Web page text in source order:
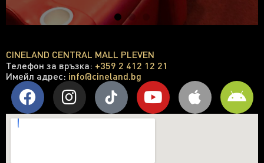
CINELAND CENTRAL MALL PLEVEN
Телефон за връзка: +359 2 412 12 21
Имейл адрес: info@cineland.bg